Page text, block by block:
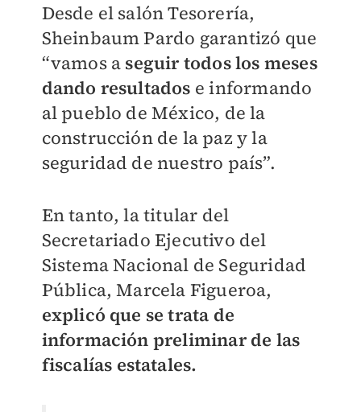
Desde el salón Tesorería,
Sheinbaum Pardo garantizó que
“vamos a seguir todos los meses
dando resultados e informando
al pueblo de México, de la
construcción de la paz y la
seguridad de nuestro país”.
En tanto, la titular del
Secretariado Ejecutivo del
Sistema Nacional de Seguridad
Pública, Marcela Figueroa,
explicó que se trata de
información preliminar de las
fiscalías estatales.